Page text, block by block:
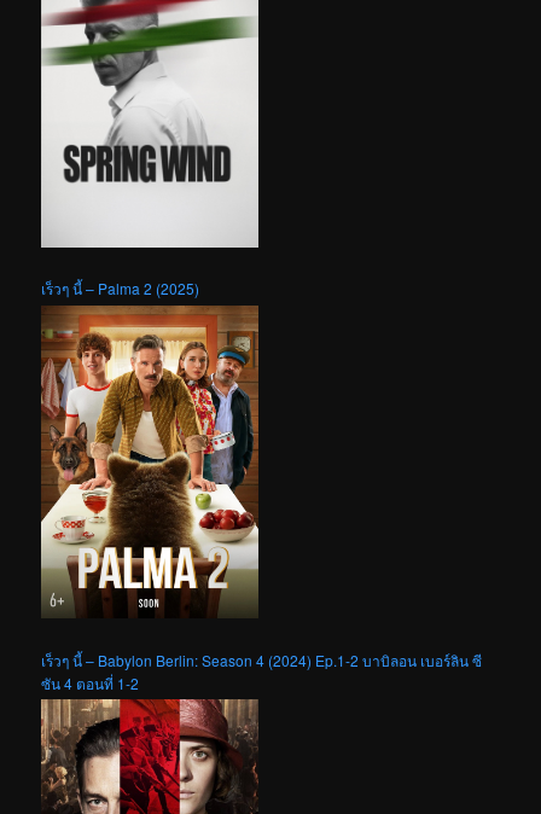
เร็วๆ นี้ – Palma 2 (2025)
เร็วๆ นี้ – Babylon Berlin: Season 4 (2024) Ep.1-2 บาบิลอน เบอร์ลิน ซี
ซัน 4 ตอนที่ 1-2